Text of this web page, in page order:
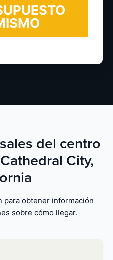
del centro
City,
para obtener información
sobre cómo llegar.